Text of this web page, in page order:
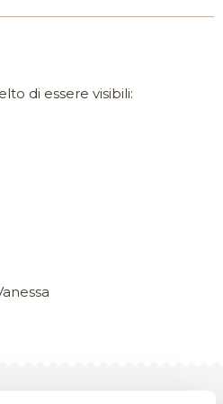
con associazioni,
cura dell’Ente beneficiario
di essere visibili: